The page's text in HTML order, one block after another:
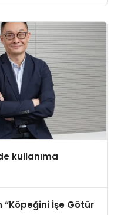
kullanıma
“Köpeğini İşe Götür